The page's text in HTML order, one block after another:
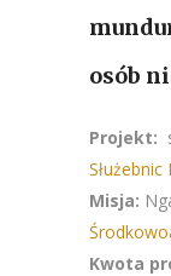
osób
Projekt:
Misja:
Kwota